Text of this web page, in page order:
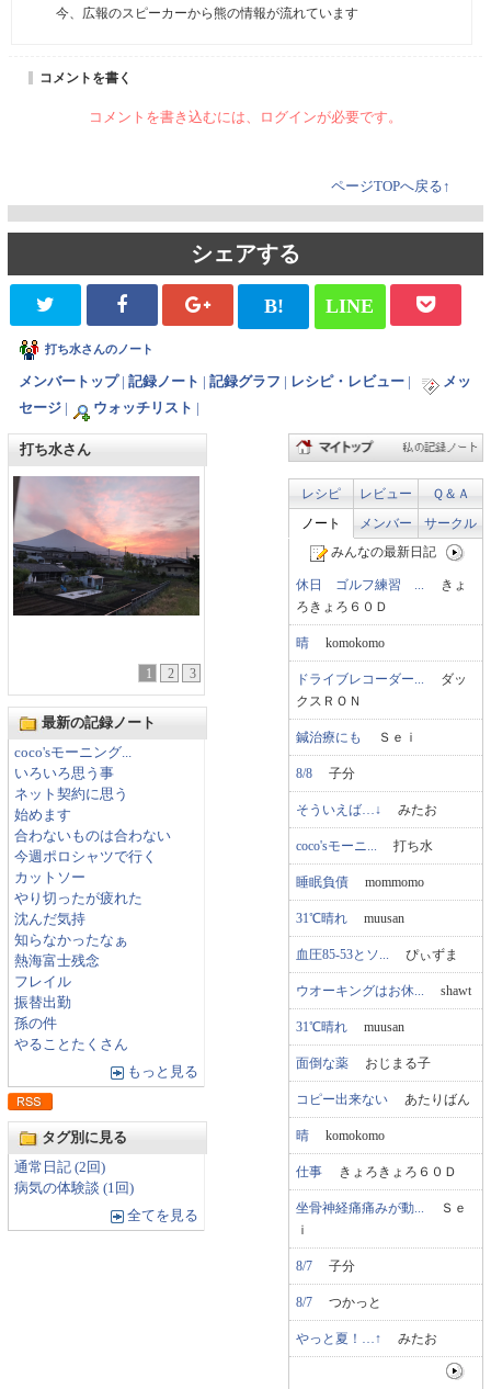
今、広報のスピーカーから熊の情報が流れています
コメントを書く
コメントを書き込むには、ログインが必要です。
ページTOPへ戻る↑
シェアする
B! LINE
打ち水さんのノート
メンバートップ| 記録ノート 記録グラフ レシピ・レビュー
メッ
セージ
ウォッチリスト
打ち水さん
1 2 3
最新の記録ノート
coco'sモーニング...
いろいろ思う事
ネット契約に思う
始めます
合わないものは合わない
今週ポロシャツで行く
カットソー
やり切ったが疲れた
沈んだ気持
知らなかったなぁ
熱海富士残念
フレイル
振替出勤
孫の件
やることたくさん
もっと見る
タグ別に見る
通常日記 (2回)
病気の体験談 (1回)
全てを見る
レシピ レビュー
Ｑ＆Ａ
ノート
メンバー
サークル
みんなの最新日記
休日 ゴルフ練習 ...
きょ
ろきょろ６０Ｄ
晴 komokomo
ドライブレコーダー...
ダッ
クスＲＯＮ
鍼治療にも Ｓｅｉ
8/8 子分
そういえば…↓ みたお
coco'sモーニ... 打ち水
睡眠負債 mommomo
31℃晴れ muusan
血圧85-53とソ... ぴぃずま
ウオーキングはお休... shawt
31℃晴れ muusan
面倒な薬 おじまる子
コピー出来ない あたりばん
晴 komokomo
仕事 きょろきょろ６０Ｄ
坐骨神経痛痛みが動...
Ｓｅ
ｉ
8/7 子分
8/7 つかっと
やっと夏！…↑ みたお